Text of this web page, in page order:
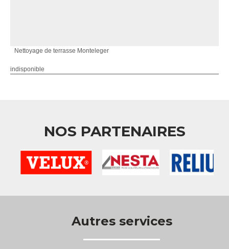
Nettoyage de terrasse Monteleger
indisponible
NOS PARTENAIRES
Autres services